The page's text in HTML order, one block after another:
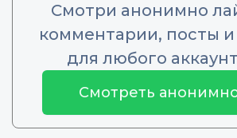
Смотри анонимно
комментарии, посты и
для любого
Смотреть